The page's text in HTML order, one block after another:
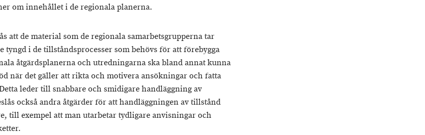
om innehållet i de regionala planerna.
att de material som de regionala samarbetsgrupperna tar
tyngd i de tillståndsprocesser som behövs för att förebygga
åtgärdsplanerna och utredningarna ska bland annat kunna
när det gäller att rikta och motivera ansökningar och fatta
leder till snabbare och smidigare handläggning av
också andra åtgärder för att handläggningen av tillstånd
till exempel att man utarbetar tydligare anvisningar och